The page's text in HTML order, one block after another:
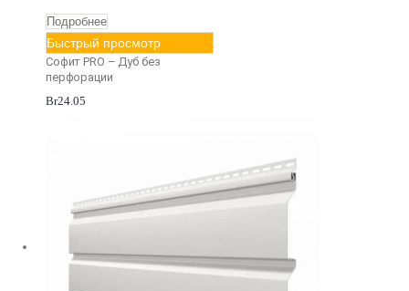
Подробнее
Быстрый просмотр
Софит PRO – Дуб без
перфорации
Br24.05